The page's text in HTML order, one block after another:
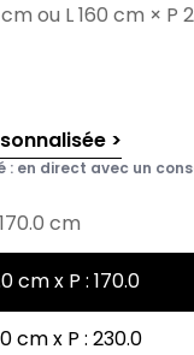
ou L 160 cm × P
>
en direct avec un
cm
cm x P : 170.0
cm x P : 230.0